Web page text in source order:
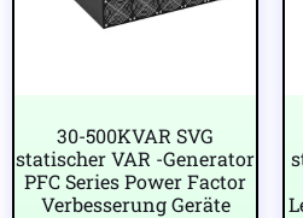
30-500KVAR SVG
statischer VAR -Generator
PFC Series Power Factor
Verbesserung Geräte